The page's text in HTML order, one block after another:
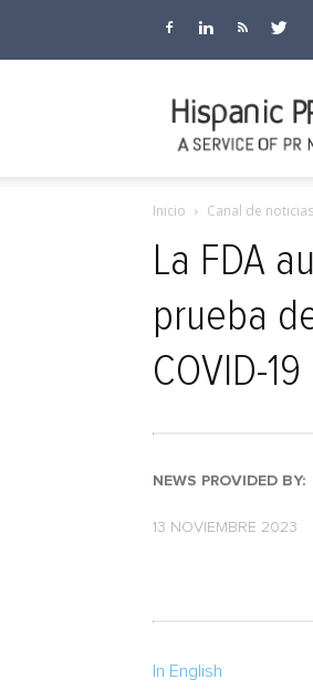
Inicio Canal de noticias
La FDA
prueba
COVID-
NEWS PROVIDED BY:
13 NOVIEMBRE 2023
In English